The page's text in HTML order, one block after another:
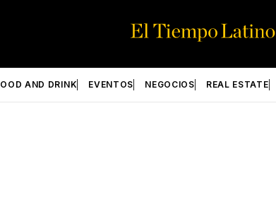
AND DRINK EVENTOS NEGOCIOS REAL ESTATE